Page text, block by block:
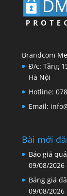
Brandcom
Đ/c: Tầng
Hà Nội
Hotline:
Email:
Bài mới
Báo giá
09/08/2026
Bảng giá
09/08/2026